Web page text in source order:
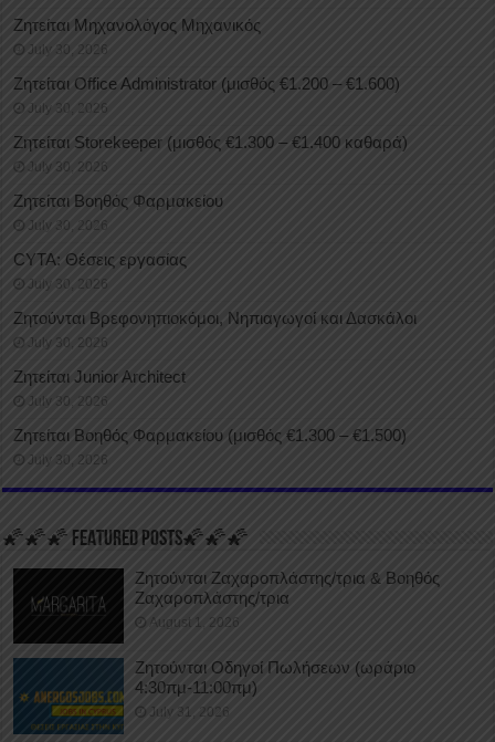
Ζητείται Μηχανολόγος Μηχανικός
July 30, 2026
Ζητείται Office Administrator (μισθός €1.200 – €1.600)
July 30, 2026
Ζητείται Storekeeper (μισθός €1.300 – €1.400 καθαρά)
July 30, 2026
Ζητείται Βοηθός Φαρμακείου
July 30, 2026
CYTA: Θέσεις εργασίας
July 30, 2026
Ζητούνται Βρεφονηπιοκόμοι, Νηπιαγωγοί και Δασκάλοι
July 30, 2026
Ζητείται Junior Architect
July 30, 2026
Ζητείται Βοηθός Φαρμακείου (μισθός €1.300 – €1.500)
July 30, 2026
🌠🌠🌠 FEATURED POSTS🌠🌠🌠
Ζητούνται Ζαχαροπλάστης/τρια & Βοηθός
Ζαχαροπλάστης/τρια
August 1, 2026
Ζητούνται Οδηγοί Πωλήσεων (ωράριο
4:30πμ-11:00πμ)
July 31, 2026